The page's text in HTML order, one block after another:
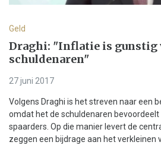
Geld
Draghi: "Inflatie is gunstig
schuldenaren"
27 juni 2017
Volgens Draghi is het streven naar een
omdat het de schuldenaren
spaarders. Op die manier levert de
zeggen een bijdrage aan het verkleinen